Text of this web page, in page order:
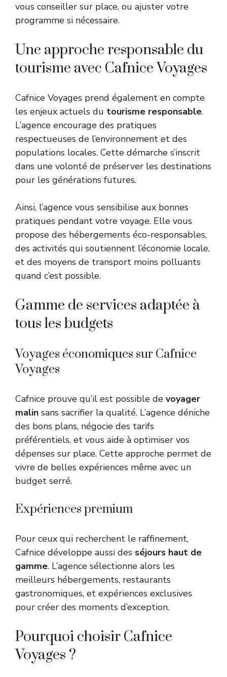
vous conseiller sur place, ou ajuster votre
programme si nécessaire.
Une approche responsable du
tourisme avec Cafnice Voyages
Cafnice Voyages prend également en compte
les enjeux actuels du tourisme responsable.
L’agence encourage des pratiques
respectueuses de l’environnement et des
populations locales. Cette démarche s’inscrit
dans une volonté de préserver les destinations
pour les générations futures.
Ainsi, l’agence vous sensibilise aux bonnes
pratiques pendant votre voyage. Elle vous
propose des hébergements éco-responsables,
des activités qui soutiennent l’économie locale,
et des moyens de transport moins polluants
quand c’est possible.
Gamme de services adaptée à
tous les budgets
Voyages économiques sur Cafnice
Voyages
Cafnice prouve qu’il est possible de voyager
malin sans sacrifier la qualité. L’agence déniche
des bons plans, négocie des tarifs
préférentiels, et vous aide à optimiser vos
dépenses sur place. Cette approche permet de
vivre de belles expériences même avec un
budget serré.
Expériences premium
Pour ceux qui recherchent le raffinement,
Cafnice développe aussi des séjours haut de
gamme. L’agence sélectionne alors les
meilleurs hébergements, restaurants
gastronomiques, et expériences exclusives
pour créer des moments d’exception.
Pourquoi choisir Cafnice
Voyages ?